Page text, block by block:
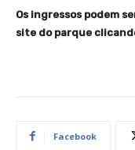
Os ingressos podem
site do parque
Facebook